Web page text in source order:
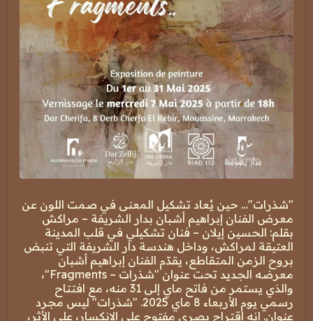
"شذرات"… حين يُعاد تشكيل المعنى في صمت اللون عن
معرض الفنان إبراهيم أشبان بدار الشريفة – مراكش
بقلم: الحسين إيلان – فنان تشكيلي في قلب المدينة
العتيقة لمراكش، وداخل هندسة دار الشريفة التي تنبض
بروح الزمن المتقاطع، يقدّم الفنان إبراهيم أشبان
معرضه الجديد تحت عنوان "شذرات – Fragments"،
والذي يستمر من فاتح ماي إلى 31 منه، مع افتتاح
رسمي يوم الأربعاء 8 ماي 2025. "شذرات" ليس مجرد
عنوان. إنه اقتراح بصري مفتوح على الانكسار، على الأثر،